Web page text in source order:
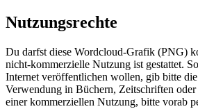
Nutzungsrechte
Du darfst diese Wordcloud-Grafik (PNG)
nicht-kommerzielle Nutzung ist gestattet.
Internet veröffentlichen wollen, gib bitte
Verwendung in Büchern, Zeitschriften
einer kommerziellen Nutzung, bitte vorab